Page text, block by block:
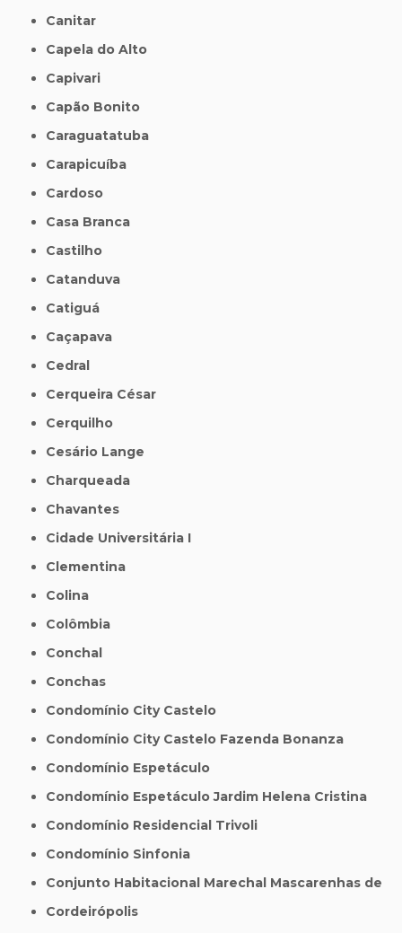
Canitar
Capela do Alto
Capivari
Capão Bonito
Caraguatatuba
Carapicuíba
Cardoso
Casa Branca
Castilho
Catanduva
Catiguá
Caçapava
Cedral
Cerqueira César
Cerquilho
Cesário Lange
Charqueada
Chavantes
Cidade Universitária I
Clementina
Colina
Colômbia
Conchal
Conchas
Condomínio City Castelo
Condomínio City Castelo Fazenda Bonanza
Condomínio Espetáculo
Condomínio Espetáculo Jardim Helena Cristina
Condomínio Residencial Trivoli
Condomínio Sinfonia
Conjunto Habitacional Marechal Mascarenhas de
Cordeirópolis